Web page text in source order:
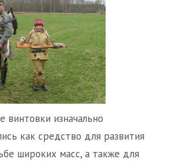
винтовки изначально
как средство для развития
широких масс, а также для